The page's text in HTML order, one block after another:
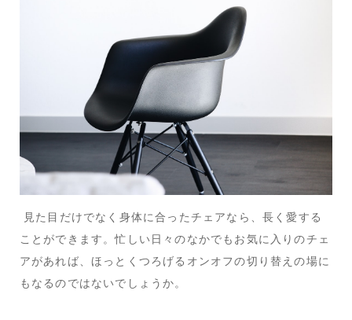
見た目だけでなく身体に合ったチェアなら、長く愛する
ことができます。忙しい日々のなかでもお気に入りのチェ
アがあれば、ほっとくつろげるオンオフの切り替えの場に
もなるのではないでしょうか。